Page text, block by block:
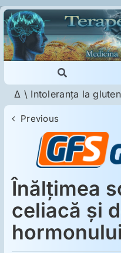
Skip
to
content
Toggle
Navigation
Cautare...
Imunologie
Dermatologie
Psihiatrie
Neurologie
Δ \ Intoleranţa la gluten
Previous
Înălţimea
celiacă şi